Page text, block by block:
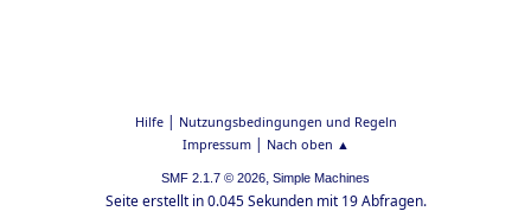
Hilfe| Nutzungsbedingungen und Regeln
Impressum| Nach oben ▲
SMF 2.1.7 © 2026, Simple Machines
Seite erstellt in 0.045 Sekunden mit 19 Abfragen.